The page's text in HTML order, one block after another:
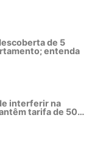
de 5
entenda
interferir na
tarifa de 50%